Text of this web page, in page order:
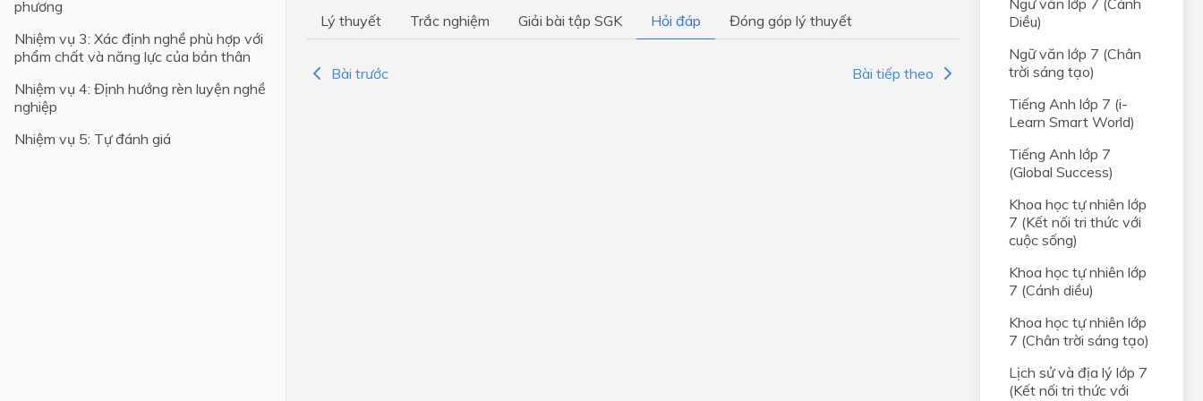
Lớp 4
Lớp 3
Lớp 2
Chủ đề 8: Khám phá thế giới
phương
Nhiệm vụ 3: Xác định nghề phù hợp với
phẩm chất và năng lực của bản thân
Nhiệm vụ 4: Định hướng rèn luyện nghề
nghiệp
Nhiệm vụ 5: Tự đánh giá
Lý thuyết Trắc nghiệm Giải bài tập SGK Hỏi đáp Đóng góp lý thuyết
Bài trước Bài tiếp theo
Ngữ văn lớp 7 (Cánh
Diều)
Ngữ văn lớp 7 (Chân
trời sáng tạo)
Tiếng Anh lớp 7 (i-
Learn Smart World)
Tiếng Anh lớp 7
(Global Success)
Khoa học tự nhiên lớp
7 (Kết nối tri thức với
cuộc sống)
Khoa học tự nhiên lớp
7 (Cánh diều)
Khoa học tự nhiên lớp
7 (Chân trời sáng tạo)
Lịch sử và địa lý lớp 7
(Kết nối tri thức với